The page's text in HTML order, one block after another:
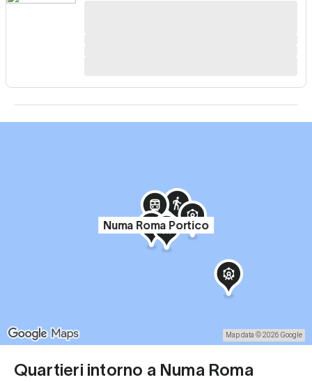
Quartieri intorno a Numa Roma
Numa Roma Portico
Map data © 2026 Google